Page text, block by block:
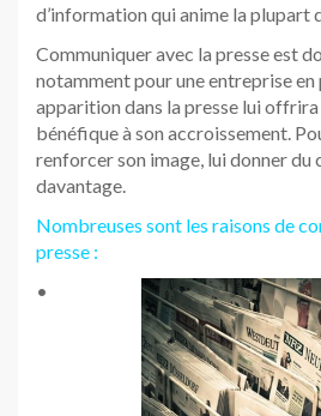
d’information qui anime la plupart
Communiquer avec la presse est
notamment pour une entreprise en
apparition dans la presse lui
bénéfique à son accroissement.
renforcer son image, lui donner
davantage.
Nombreuses sont les raisons de
presse :
•